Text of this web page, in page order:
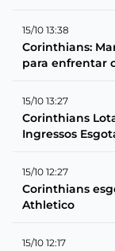
15/10 13:38
Corinthians:
para enfrentar
15/10 13:27
Corinthians
Ingressos
15/10 12:27
Corinthians
Athletico
15/10 12:17